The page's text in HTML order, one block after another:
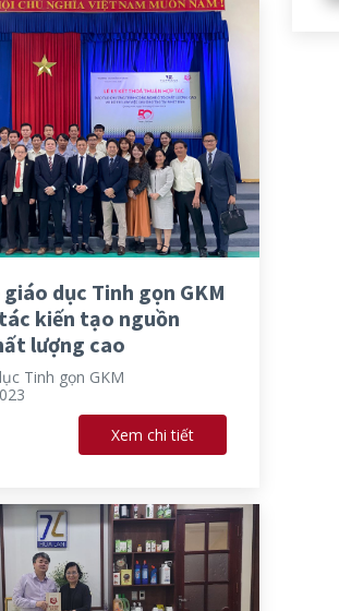
dục Tinh gọn GKM
kiến tạo nguồn
lượng cao
Tinh gọn GKM
Xem chi tiết